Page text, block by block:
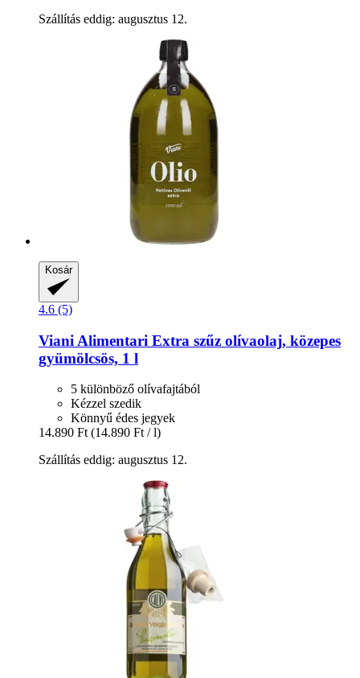
Szállítás eddig: augusztus 12.
Kosár
4.6 (5)
Viani Alimentari Extra szűz olívaolaj, közepes
gyümölcsös, 1 l
5 különböző olívafajtából
Kézzel szedik
Könnyű édes jegyek
14.890 Ft (14.890 Ft / l)
Szállítás eddig: augusztus 12.